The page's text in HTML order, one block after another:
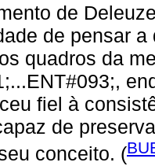
de
de pensar
quadros da
fiel à
de
conceito. (